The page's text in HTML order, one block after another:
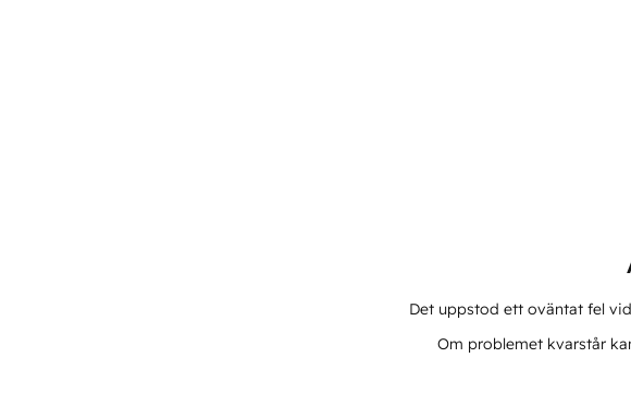
Det uppstod ett oväntat fel
Om problemet kvarstår